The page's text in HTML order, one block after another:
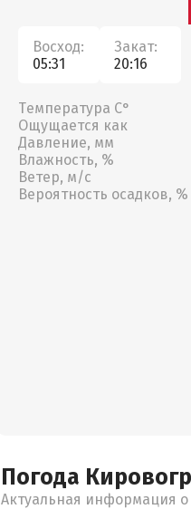
Восход:
05:31
Закат:
20:16
Температура С°
Ощущается как
Давление, мм
Влажность, %
Ветер, м/с
Вероятность осадков, %
Погода
Актуальная информация о